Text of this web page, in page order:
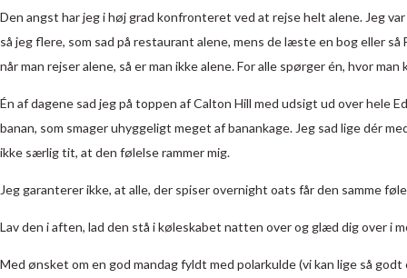
Den angst har jeg i høj grad konfronteret ved at rejse helt alene. Jeg
så jeg flere, som sad på restaurant alene, mens de læste en bog eller
når man rejser alene, så er man ikke alene. For alle spørger én, hvor
Én af dagene sad jeg på toppen af Calton Hill med udsigt ud over hele
banan, som smager uhyggeligt meget af banankage. Jeg sad lige dér
ikke særlig tit, at den følelse rammer mig.
Jeg garanterer ikke, at alle, der spiser overnight oats får den samme
Lav den i aften, lad den stå i køleskabet natten over og glæd dig over i
Med ønsket om en god mandag fyldt med polarkulde (vi kan lige så